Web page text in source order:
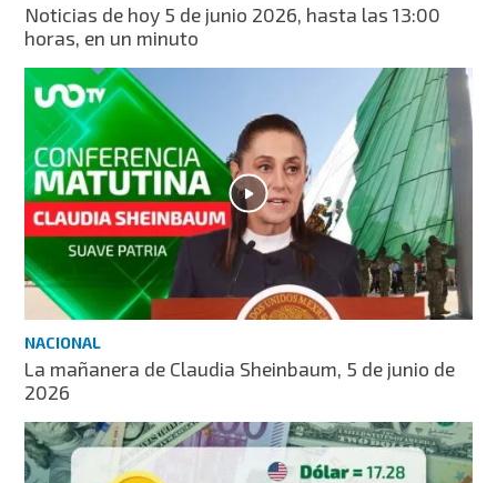
Noticias de hoy 5 de junio 2026, hasta las 13:00
horas, en un minuto
NACIONAL
La mañanera de Claudia Sheinbaum, 5 de junio de
2026